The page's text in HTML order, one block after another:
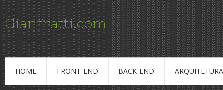
Gianfratti.com
Conteudo para Profissionais de TI
HOME FRONT-END BACK-END ARQUITETURA